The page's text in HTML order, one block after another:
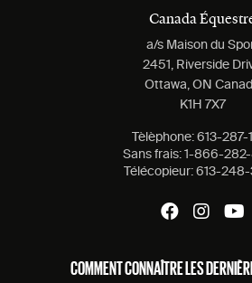
Canada
a/s Maison du
2451, Riverside
Ottawa, ON
K1H 7X7
Tèlèphone: 613-287-
Sans frais: 1-866-
Télécopieur: 613-
COMMENT CONNAÎTRE LES